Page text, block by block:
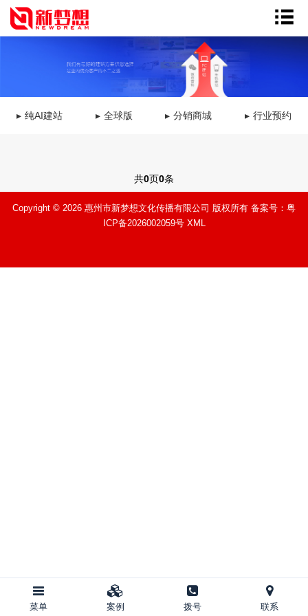
纯AI建站 全球版 分销商城 行业预约
共0页0条
Copyright © 2026 惠州市新梦想文化传播有限公司 版权所有 备案号： 粤
ICP备2026002059号 XML
菜单 案例 拨号 联系